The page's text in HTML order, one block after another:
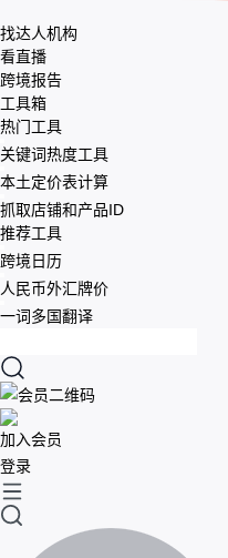
找达人机构
看直播
跨境报告
工具箱
热门工具
关键词热度工具
本土定价表计算
抓取店铺和产品ID
推荐工具
跨境日历
人民币外汇牌价
一词多国翻译
加入会员
登录